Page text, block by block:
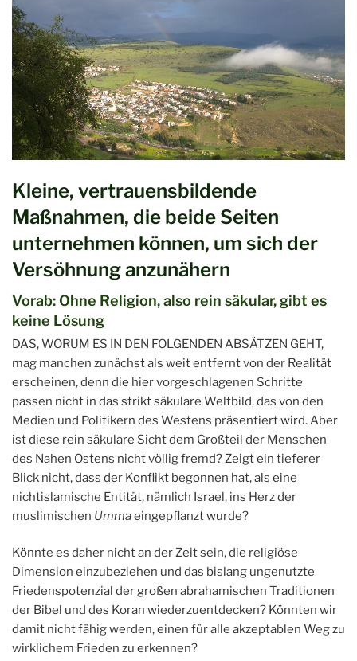
Kleine, vertrauensbildende
Maßnahmen, die beide Seiten
unternehmen können, um sich der
Versöhnung anzunähern
Vorab: Ohne Religion, also rein säkular, gibt es
keine Lösung
DAS, WORUM ES IN DEN FOLGENDEN ABSÄTZEN GEHT,
mag manchen zunächst als weit entfernt von der Realität
erscheinen, denn die hier vorgeschlagenen Schritte
passen nicht in das strikt säkulare Weltbild, das von den
Medien und Politikern des Westens präsentiert wird. Aber
ist diese rein säkulare Sicht dem Großteil der Menschen
des Nahen Ostens nicht völlig fremd? Zeigt ein tieferer
Blick nicht, dass der Konflikt begonnen hat, als eine
nichtislamische Entität, nämlich Israel, ins Herz der
muslimischen Ummaeingepflanzt wurde?
Könnte es daher nicht an der Zeit sein, die religiöse
Dimension einzubeziehen und das bislang ungenutzte
Friedenspotenzial der großen abrahamischen Traditionen
der Bibel und des Koran wiederzuentdecken? Könnten wir
damit nicht fähig werden, einen für alle akzeptablen Weg zu
wirklichem Frieden zu erkennen?